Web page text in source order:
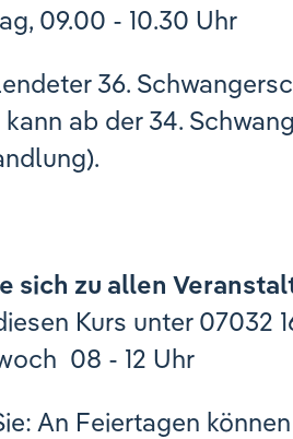
09.00 - 10.30 Uhr
36.
ab der 34.
sich zu allen
Kurs unter 07032
08 - 12 Uhr
An Feiertagen